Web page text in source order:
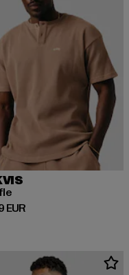
EUR
EUR 47,49 EUR